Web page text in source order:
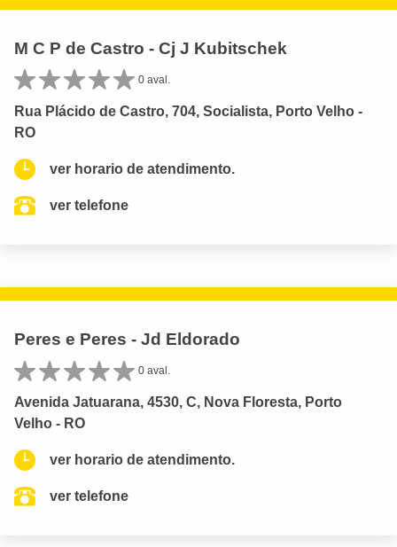
M C P de Castro - Cj J Kubitschek
0 aval.
Rua Plácido de Castro, 704, Socialista, Porto Velho -
RO
ver horario de atendimento.
ver telefone
Peres e Peres - Jd Eldorado
0 aval.
Avenida Jatuarana, 4530, C, Nova Floresta, Porto
Velho - RO
ver horario de atendimento.
ver telefone